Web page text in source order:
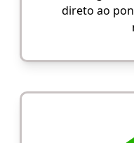
direto ao